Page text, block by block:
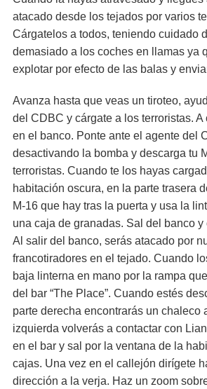
atacado desde los tejados por varios
Cárgatelos a todos, teniendo cuidado
demasiado a los coches en llamas ya
explotar por efecto de las balas y
Avanza hasta que veas un tiroteo,
del CDBC y cárgate a los terroristas.
en el banco. Ponte ante el agente del
desactivando la bomba y descarga tu
terroristas. Cuando te los hayas
habitación oscura, en la parte trasera
M-16 que hay tras la puerta y usa la
una caja de granadas. Sal del banco y
Al salir del banco, serás atacado por
francotiradores en el tejado. Cuando
baja linterna en mano por la rampa
del bar “The Place”. Cuando estés
parte derecha encontrarás un chaleco
izquierda volverás a contactar con
en el bar y sal por la ventana de la
cajas. Una vez en el callejón dirígete
dirección a la verja. Haz un zoom